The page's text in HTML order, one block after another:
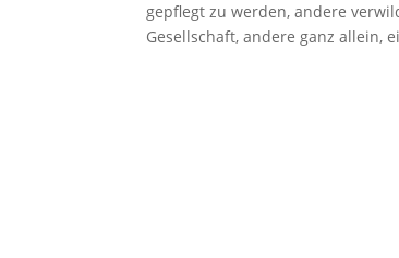
gepflegt zu werden, andere
Gesellschaft, andere ganz allein,